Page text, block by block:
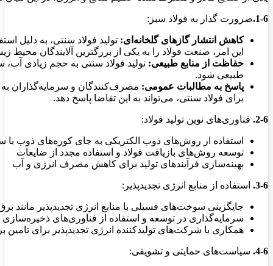
1-6. ضرورت گذار به فولاد سبز:
کاهش انتشار گازهای گلخانه‌ای: تولید فولاد سنتی، به دلیل
این امر، صنعت فولاد را به یکی از بزرگترین آلایندگان
حفاظت از منابع طبیعی: تولید فولاد سنتی به حجم زیادی
طبیعی شود.
پاسخ به مطالبات عمومی: مصرف‌کنندگان و سرمایه‌گذاران به
برای فولاد سنتی، می‌تواند به این تقاضا پاسخ دهد.
2-6. فناوری‌های نوین تولید فولاد:
استفاده از روش‌های ذوب الکتریکی به جای کوره‌های ذوب
توسعه روش‌های بازیافت فولاد و استفاده مجدد از ضایعات
بهینه‌سازی فرآیندهای تولید برای کاهش مصرف انرژی و آب
3-6. استفاده از منابع انرژی تجدیدپذیر:
جایگزینی سوخت‌های فسیلی با منابع انرژی تجدیدپذیر مانند
سرمایه‌گذاری در توسعه و استفاده از فناوری‌های ذخیره‌سازی
همکاری با شرکت‌های تولیدکننده انرژی تجدیدپذیر برای تامین
4-6. سیاست‌های حمایتی و تشویقی: